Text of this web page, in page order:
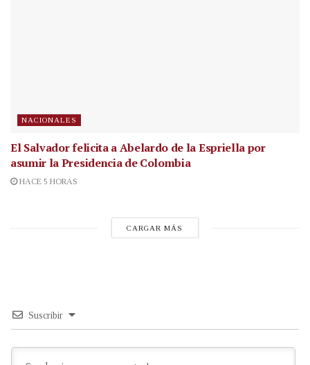
NACIONALES
El Salvador felicita a Abelardo de la Espriella por
asumir la Presidencia de Colombia
HACE 5 HORAS
CARGAR MÁS
Suscribir